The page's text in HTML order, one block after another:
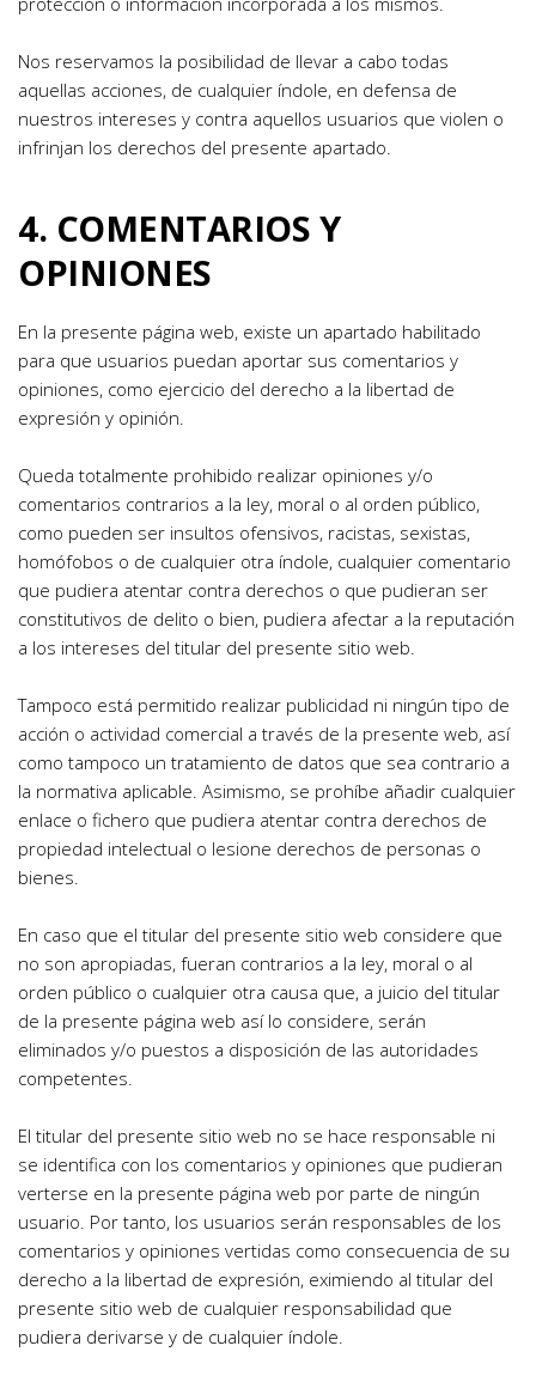
Nos reservamos la posibilidad de llevar a cabo todas
aquellas acciones, de cualquier índole, en defensa de
nuestros intereses y contra aquellos usuarios que violen o
infrinjan los derechos del presente apartado.
4. COMENTARIOS Y
OPINIONES
En la presente página web, existe un apartado habilitado
para que usuarios puedan aportar sus comentarios y
opiniones, como ejercicio del derecho a la libertad de
expresión y opinión.
Queda totalmente prohibido realizar opiniones y/o
comentarios contrarios a la ley, moral o al orden público,
como pueden ser insultos ofensivos, racistas, sexistas,
homófobos o de cualquier otra índole, cualquier comentario
que pudiera atentar contra derechos o que pudieran ser
constitutivos de delito o bien, pudiera afectar a la reputación
a los intereses del titular del presente sitio web.
Tampoco está permitido realizar publicidad ni ningún tipo de
acción o actividad comercial a través de la presente web, así
como tampoco un tratamiento de datos que sea contrario a
la normativa aplicable. Asimismo, se prohíbe añadir cualquier
enlace o fichero que pudiera atentar contra derechos de
propiedad intelectual o lesione derechos de personas o
bienes.
En caso que el titular del presente sitio web considere que
no son apropiadas, fueran contrarios a la ley, moral o al
orden público o cualquier otra causa que, a juicio del titular
de la presente página web así lo considere, serán
eliminados y/o puestos a disposición de las autoridades
competentes.
El titular del presente sitio web no se hace responsable ni
se identifica con los comentarios y opiniones que pudieran
verterse en la presente página web por parte de ningún
usuario. Por tanto, los usuarios serán responsables de los
comentarios y opiniones vertidas como consecuencia de su
derecho a la libertad de expresión, eximiendo al titular del
presente sitio web de cualquier responsabilidad que
pudiera derivarse y de cualquier índole.